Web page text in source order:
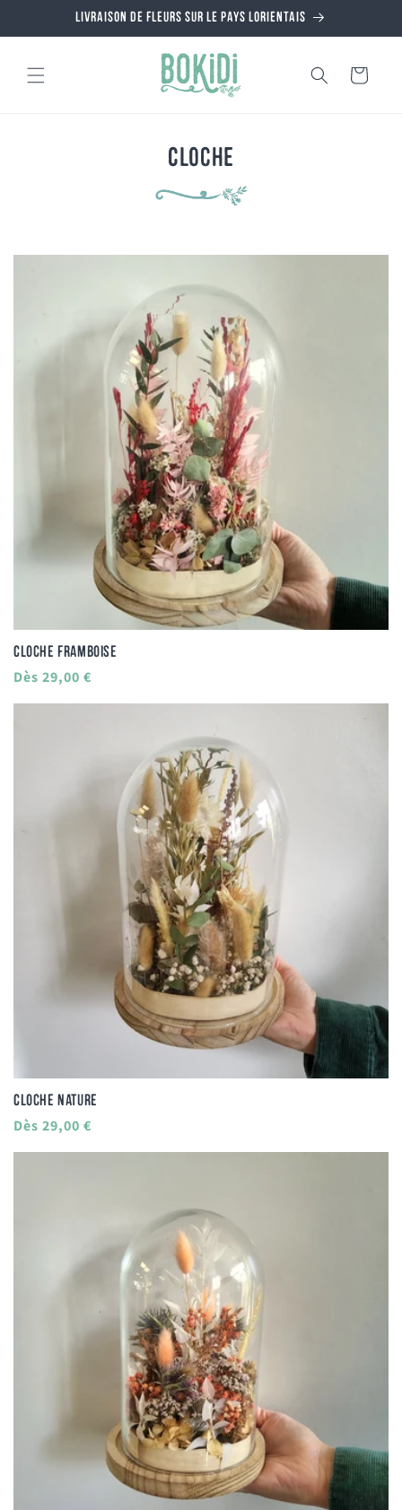
au
Livraison de fleurs sur le pays Lorientais
Panier
Cloche
Cloche framboise
Prix
Dès 29,00 €
Cloche nature
Prix
Dès 29,00 €